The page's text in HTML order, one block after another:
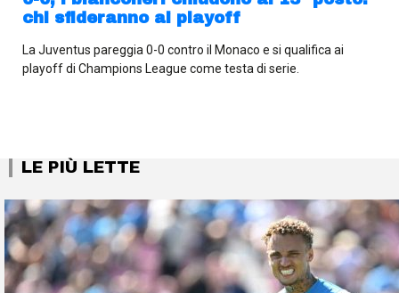
chi sfideranno ai playoff
La Juventus pareggia 0-0 contro il Monaco e si qualifica ai
playoff di Champions League come testa di serie.
LE PIÙ LETTE